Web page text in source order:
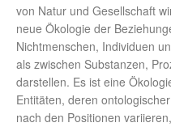
von Natur und Gesellschaft
neue Ökologie der
Nichtmenschen, Individuen
als zwischen Substanzen,
darstellen. Es ist eine
Entitäten, deren
nach den Positionen